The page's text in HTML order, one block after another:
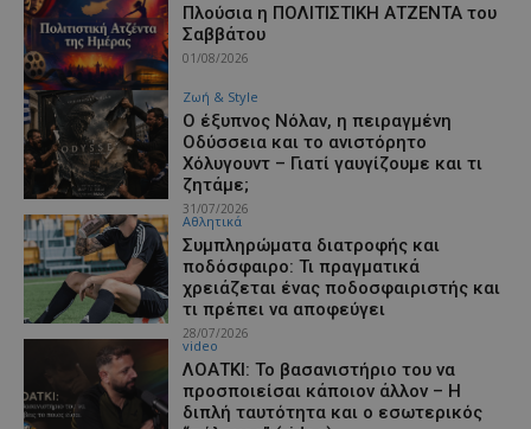
Πλούσια η ΠΟΛΙΤΙΣΤΙΚΗ ΑΤΖΕΝΤΑ του
Σαββάτου
01/08/2026
Ζωή & Style
Ο έξυπνος Νόλαν, η πειραγμένη
Οδύσσεια και το ανιστόρητο
Χόλυγουντ – Γιατί γαυγίζουμε και τι
ζητάμε;
31/07/2026
Αθλητικά
Συμπληρώματα διατροφής και
ποδόσφαιρο: Τι πραγματικά
χρειάζεται ένας ποδοσφαιριστής και
τι πρέπει να αποφεύγει
28/07/2026
video
ΛΟΑΤΚΙ: Το βασανιστήριο του να
προσποιείσαι κάποιον άλλον – Η
διπλή ταυτότητα και ο εσωτερικός